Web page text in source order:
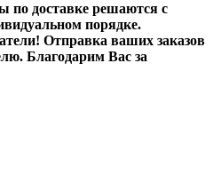
по доставке решаются с
порядке.
Отправка ваших заказов
Благодарим Вас за